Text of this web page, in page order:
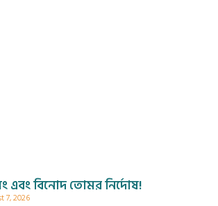
এবং বিনোদ তোমর নির্দোষ!
7, 2026